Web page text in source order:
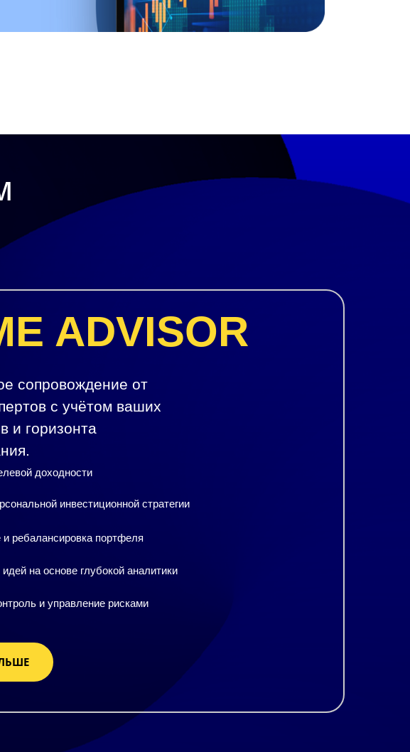
ADVISOR
сопровождение от
с учётом ваших
и горизонта
доходности
на основе глубокой аналитики
инвестиционной стратегии
ребалансировка портфеля
и управление рисками